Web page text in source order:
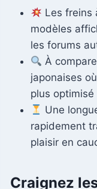
Les freins
modèles
les forums
À
japonaises
plus optimisé
Une
rapidement
plaisir en
Craignez